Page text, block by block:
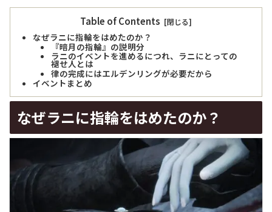
Table of Contents
なぜラニに指輪をはめたのか？
『暗月の指輪』の説明分
ラニのイベントを進めるにつれ、ラニにとっての
褪せ人とは
律の完成にはエルデンリングが必要だから
イベントまとめ
なぜラニに指輪をはめたのか？